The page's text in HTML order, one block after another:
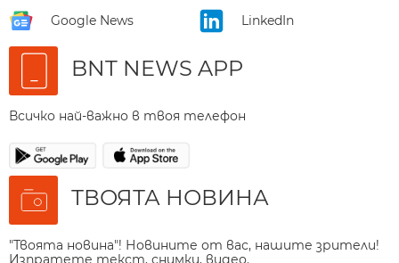
Google News LinkedIn
BNT NEWS APP
Всичко най-важно в твоя телефон
ТВОЯТА НОВИНА
"Твоята новина"! Новините от вас, нашите зрители!
Изпратете текст, снимки, видео.